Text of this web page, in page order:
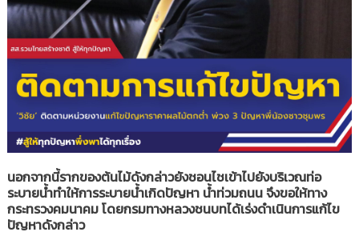
นอกจากนี้รากของต้นไม้ดังกล่าวยังชอนไชเข้าไปยังบริเวณท่อ
ระบายน้ำทำให้การระบายน้ำเกิดปัญหา น้ำท่วมถนน จึงขอให้ทาง
กระทรวงคมนาคม โดยกรมทางหลวงชนบทได้เร่งดำเนินการแก้ไข
ปัญหาดังกล่าว